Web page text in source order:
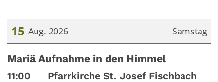
Samstag
15 Aug. 2026
Datum: 15. August 2026
Mariä Aufnahme in den Himmel
11:00 Pfarrkirche St. Josef Fischbach